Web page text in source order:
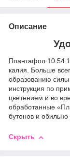
Описание
Плантафол
калия. Больше
образованию
инструкция по
цветением и во
обработанные
бутонов и обильно
Скрыть